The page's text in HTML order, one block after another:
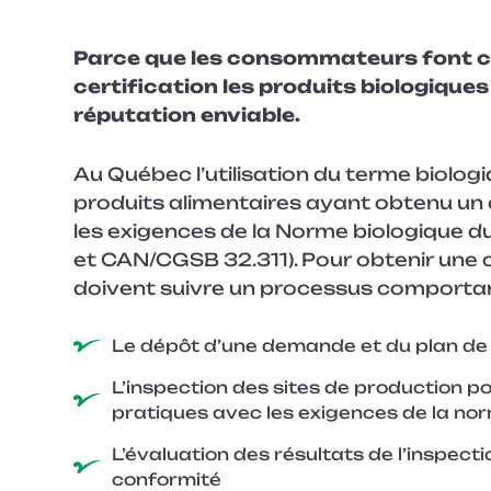
Parce que les consommateurs font
certification les produits biologiques
réputation enviable.
Au Québec l’utilisation du terme
produits alimentaires ayant obtenu
les exigences de la Norme biologique
et CAN/CGSB 32.311). Pour obtenir
doivent suivre un processus
Le dépôt d’une demande et du plan
L’inspection des sites de production
pratiques avec les exigences de la
L’évaluation des résultats de
conformité
Entreprise
Sujet
Courriel
Téléphone